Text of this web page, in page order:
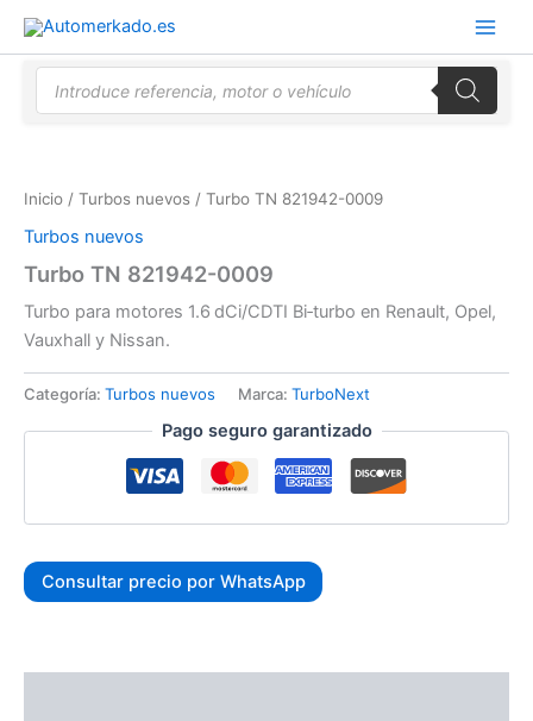
contenido
Búsqueda
Inicio / Turbos nuevos / Turbo TN 821942-0009
Turbos nuevos
Turbo TN 821942-0009
Turbo para motores 1.6 dCi/CDTI Bi‑turbo en Renault, Opel,
Vauxhall y Nissan.
Categoría: Turbos nuevos Marca: TurboNext
Pago seguro garantizado
Consultar precio por WhatsApp